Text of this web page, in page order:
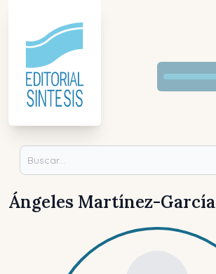
Ángeles Martínez-García